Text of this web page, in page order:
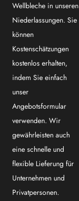
Wellbleche in unseren
Niederlassungen. Sie
können
Kostenschätzungen
kostenlos erhalten,
indem Sie einfach
unser
Angebotsformular
verwenden. Wir
gewährleisten auch
eine schnelle und
flexible Lieferung für
Unternehmen und
Privatpersonen.